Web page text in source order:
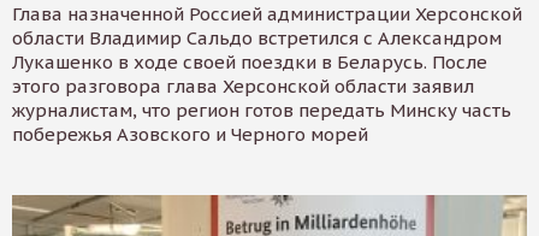
Глава назначенной Россией администрации Херсонской
области Владимир Сальдо встретился с Александром
Лукашенко в ходе своей поездки в Беларусь. После
этого разговора глава Херсонской области заявил
журналистам, что регион готов передать Минску часть
побережья Азовского и Черного морей